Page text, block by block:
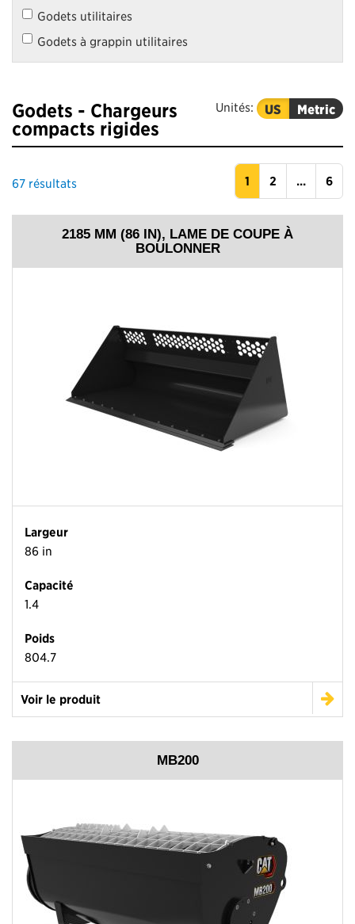
Godets utilitaires
Godets à grappin utilitaires
Unités: US Metric
Godets - Chargeurs
compacts rigides
67 résultats 1 2 ... 6
2185 MM (86 IN), LAME DE COUPE À
BOULONNER
Largeur
86 in
Capacité
1.4
Poids
804.7
Voir le produit
MB200